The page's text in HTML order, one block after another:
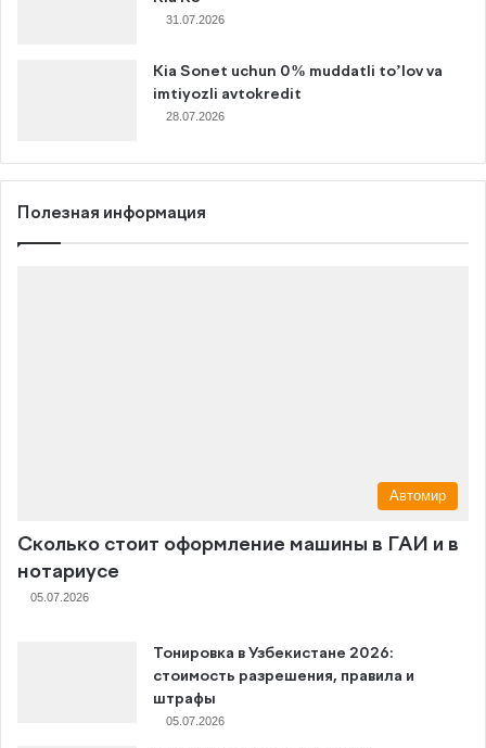
31.07.2026
Kia Sonet uchun 0% muddatli to’lov va
imtiyozli avtokredit
28.07.2026
Полезная информация
Автомир
Сколько стоит оформление машины в ГАИ и в
нотариусе
05.07.2026
Тонировка в Узбекистане 2026:
стоимость разрешения, правила и
штрафы
05.07.2026